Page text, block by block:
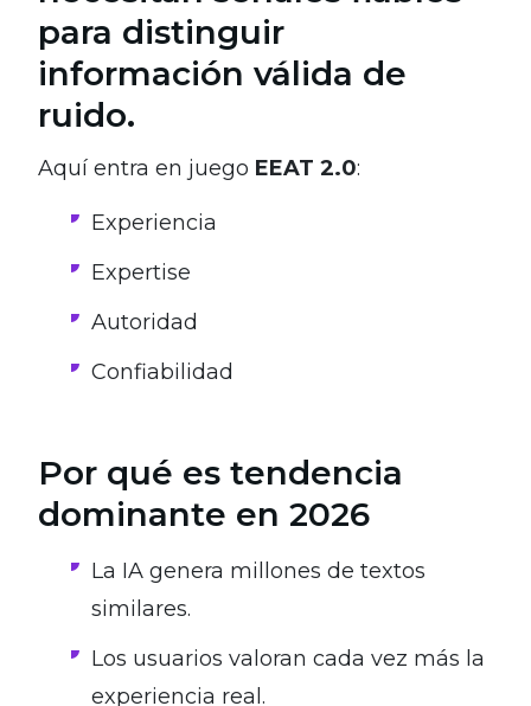
para distinguir
información válida de
ruido.
Aquí entra en juego EEAT 2.0:
Experiencia
Expertise
Autoridad
Confiabilidad
Por qué es tendencia
dominante en 2026
La IA genera millones de textos
similares.
Los usuarios valoran cada vez más la
experiencia real.